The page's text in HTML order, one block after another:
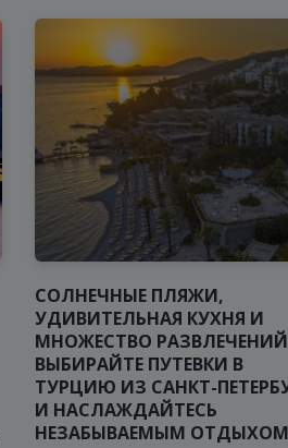
позволяющими почувствовать
атмосферу времен, когда здесь
богатые и знатные люди. Это
привлекает множество туристов
ценителей искусства, желающих
увидеть великолепие барокко в
сердце Петербурга.
СОЛНЕЧНЫЕ ПЛЯЖИ,
УДИВИТЕЛЬНАЯ КУХНЯ И
МНОЖЕСТВО
ВЫБИРАЙТЕ ПУТЕВКИ В
ТУРЦИЮ ИЗ САНКТ-
И НАСЛАЖДАЙТЕСЬ
НЕЗАБЫВАЕМЫМ